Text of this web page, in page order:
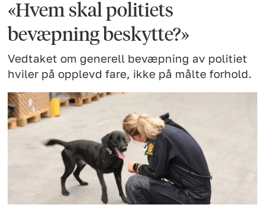
«Hvem skal politiets
bevæpning beskytte?»
Vedtaket om generell bevæpning av politiet
hviler på opplevd fare, ikke på målte forhold.